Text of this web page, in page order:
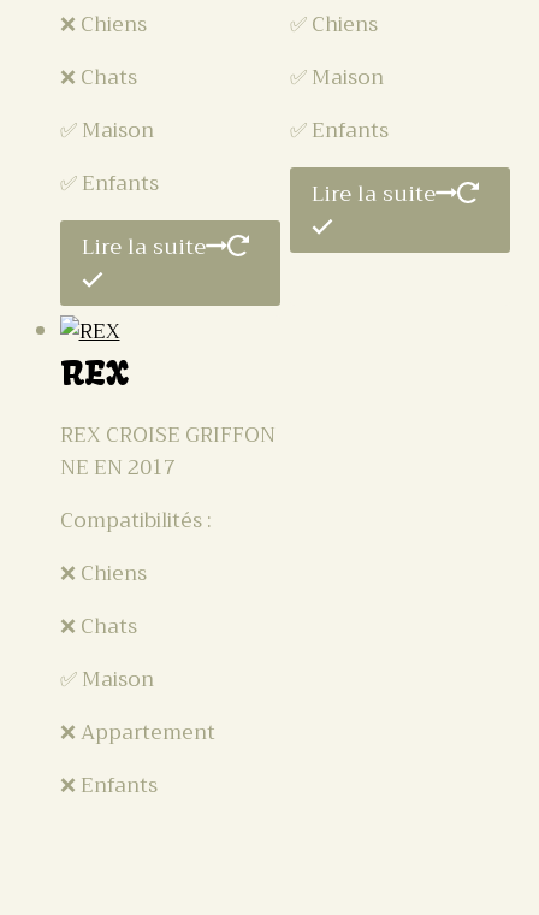
❌ Chiens
❌ Chats
✅ Maison
✅ Enfants
Lire la suite
✅ Chiens
✅ Maison
✅ Enfants
Lire la suite
REX
REX CROISE GRIFFON
NE EN 2017
Compatibilités :
❌ Chiens
❌ Chats
✅ Maison
❌ Appartement
❌ Enfants